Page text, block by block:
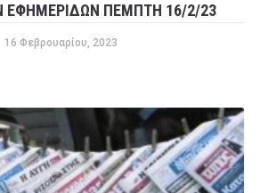
ΕΦΗΜΕΡΙΔΩΝ ΠΕΜΠΤΗ 16/2/23
16 Φεβρουαρίου, 2023